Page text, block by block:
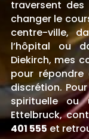
traversent
changer le
centre-ville,
l’hôpital ou
Diekirch, mes
pour
discrétion.
spirituelle ou
Ettelbruck,
401 555 et